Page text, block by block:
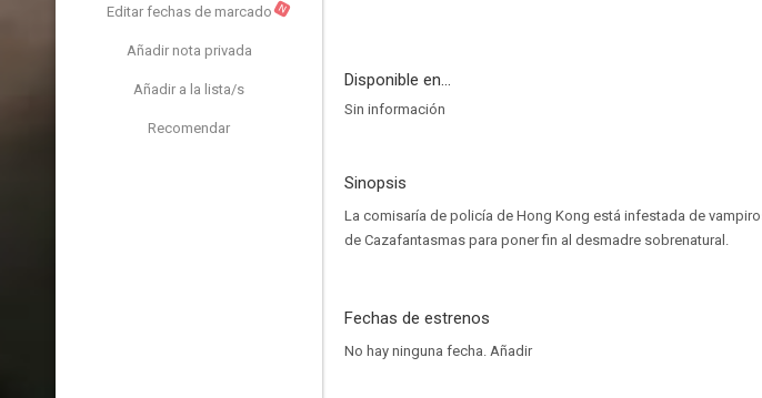
Editar fechas de marcado N
Añadir nota privada
Añadir a la lista/s
Recomendar
Disponible en...
Sin información
Sinopsis
La comisaría de policía de Hong Kong está infestada de
de Cazafantasmas para poner fin al desmadre sobrenatural.
Fechas de estrenos
No hay ninguna fecha. Añadir